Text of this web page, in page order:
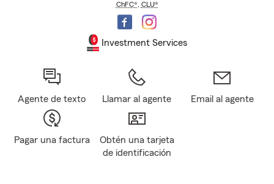
ChFC®, CLU®
Investment Services
Agente de texto Llamar al agente Email al agente
Pagar una factura
Obtén una tarjeta
de identificación